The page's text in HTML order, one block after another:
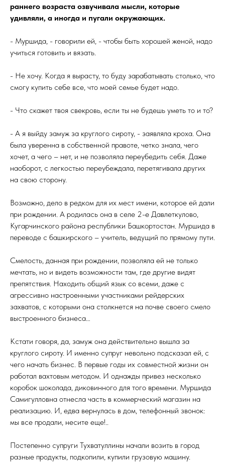
раннего возраста озвучивала мысли, которые
удивляли, а иногда и пугали окружающих.
- Муршида, - говорили ей, - чтобы быть хорошей женой, надо
учиться готовить и вязать.
- Не хочу. Когда я вырасту, то буду зарабатывать столько, что
смогу купить себе все, что моей семье будет надо.
- Что скажет твоя свекровь, если ты не будешь уметь то и то?
- А я выйду замуж за круглого сироту, - заявляла кроха. Она
была уверенна в собственной правоте, четко знала, чего
хочет, а чего – нет, и не позволяла переубедить себя. Даже
наоборот, с легкостью переубеждала, перетягивала других
на свою сторону.
Возможно, дело в редком для их мест имени, которое ей дали
при рождении. А родилась она в селе 2-е Давлеткулово,
Кугарчинского района республики Башкортостан. Муршида в
переводе с башкирского – учитель, ведущий по прямому пути.
Смелость, данная при рождении, позволяла ей не только
мечтать, но и видеть возможности там, где другие видят
препятствия. Находить общий язык со всеми, даже с
агрессивно настроенными участниками рейдерских
захватов, с которыми она столкнется на почве своего смело
выстроенного бизнеса…
Кстати говоря, да, замуж она действительно вышла за
круглого сироту. И именно супруг невольно подсказал ей, с
чего начать бизнес. В первые годы их совместной жизни он
работал вахтовым методом. И однажды привез несколько
коробок шоколада, диковинного для того времени. Муршида
Самигулловна отнесла часть в коммерческий магазин на
реализацию. И, едва вернулась в дом, телефонный звонок:
мы все продали, несите еще!..
Постепенно супруги Тухватуллины начали возить в город
разные продукты, подкопили, купили грузовую машину.